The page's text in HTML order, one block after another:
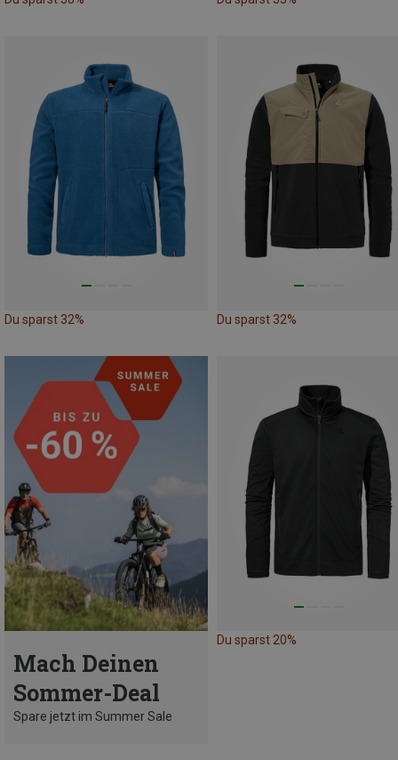
Du sparst 32% Du sparst 32%
Mach Deinen
Sommer-Deal
Spare jetzt im Summer Sale
Du sparst 20%